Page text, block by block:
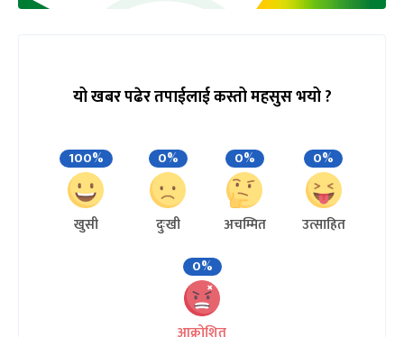
यो खबर पढेर तपाईलाई कस्तो महसुस भयो ?
100%
खुसी
0%
दुःखी
0%
अचम्मित
0%
उत्साहित
0%